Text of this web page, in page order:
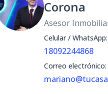
Corona
Asesor
Celular / WhatsApp:
18092244868
Correo electrónico: